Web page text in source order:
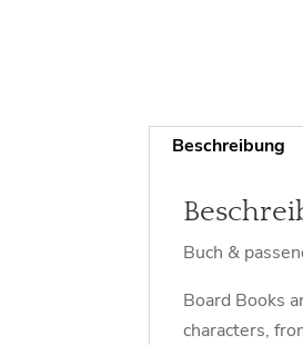
Beschreibung
Buch &
Board Books
characters,